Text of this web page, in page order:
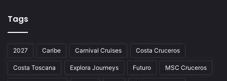
Tags
2027 Caribe Carnival Cruises Costa Cruceros
Costa Toscana Explora Journeys Futuro MSC Cruceros